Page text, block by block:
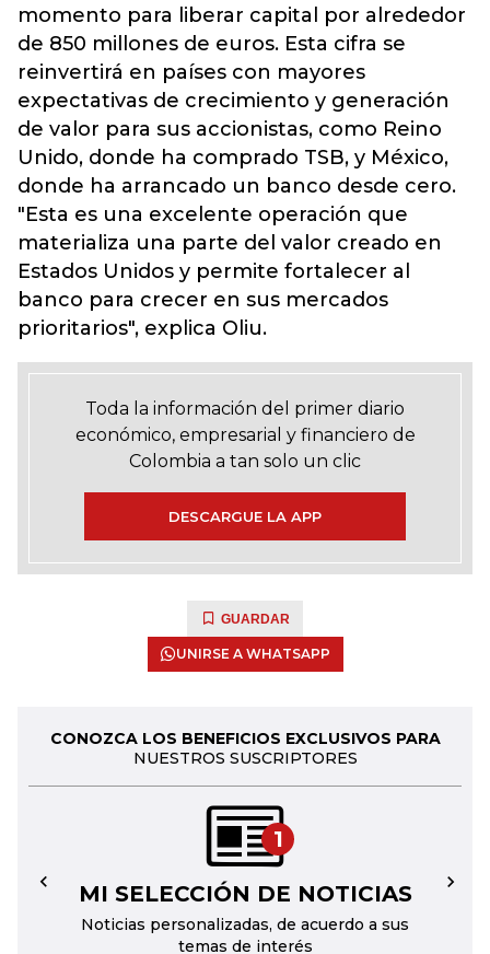
momento para liberar capital por alrededor
de 850 millones de euros. Esta cifra se
reinvertirá en países con mayores
expectativas de crecimiento y generación
de valor para sus accionistas, como Reino
Unido, donde ha comprado TSB, y México,
donde ha arrancado un banco desde cero.
"Esta es una excelente operación que
materializa una parte del valor creado en
Estados Unidos y permite fortalecer al
banco para crecer en sus mercados
prioritarios", explica Oliu.
Toda la información del primer diario
económico, empresarial y financiero de
Colombia a tan solo un clic
DESCARGUE LA APP
GUARDAR
UNIRSE A WHATSAPP
CONOZCA LOS BENEFICIOS EXCLUSIVOS PARA
NUESTROS SUSCRIPTORES
1
MI SELECCIÓN DE NOTICIAS
Noticias personalizadas, de acuerdo a sus
temas de interés
← →